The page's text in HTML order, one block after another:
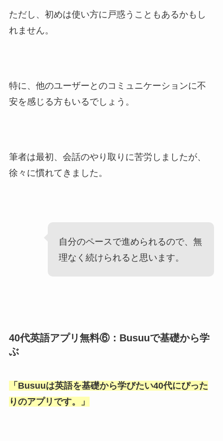
ただし、初めは使い方に戸惑うこともあるかもし
れません。
特に、他のユーザーとのコミュニケーションに不
安を感じる方もいるでしょう。
筆者は最初、会話のやり取りに苦労しましたが、
徐々に慣れてきました。
自分のペースで進められるので、無
理なく続けられると思います。
40代英語アプリ無料⑥：Busuuで基礎から学
ぶ
「 Busuuは英語を基礎から学びたい40代にぴった
りのアプリです。
」